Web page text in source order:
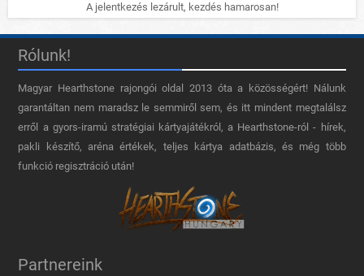
A jelentkezés lezárult, kezdés hamarosan!
Rólunk!
Magyar Hearthstone​ rajongói oldal 2013 óta a közösségért! Nálunk
garantáltan nem maradsz le semmiről sem, és itt mindent megtalálsz
erről a gyors-iramú stratégiai kártyajátékról, a Hearthstone-ról - hírek,
pakli készítő, aréna értékek, teljes kártya adatbázis, és még több
funkció regisztráció után!
Partnereink